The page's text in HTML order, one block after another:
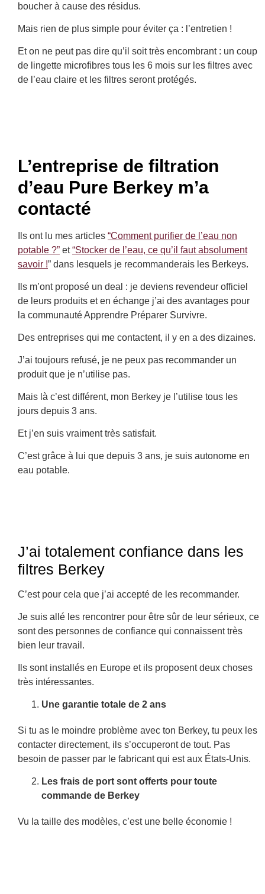
boucher à cause des résidus.
Mais rien de plus simple pour éviter ça : l’entretien !
Et on ne peut pas dire qu’il soit très encombrant : un coup
de lingette microfibres tous les 6 mois sur les filtres avec
de l’eau claire et les filtres seront protégés.
L’entreprise de filtration
d’eau Pure Berkey m’a
contacté
Ils ont lu mes articles “Comment purifier de l’eau non
potable ?” et“Stocker de l’eau, ce qu’il faut absolument
savoir !” dans lesquels je recommanderais les Berkeys.
Ils m’ont proposé un deal : je deviens revendeur officiel
de leurs produits et en échange j’ai des avantages pour
la communauté Apprendre Préparer Survivre.
Des entreprises qui me contactent, il y en a des dizaines.
J’ai toujours refusé, je ne peux pas recommander un
produit que je n’utilise pas.
Mais là c’est différent, mon Berkey je l’utilise tous les
jours depuis 3 ans.
Et j’en suis vraiment très satisfait.
C’est grâce à lui que depuis 3 ans, je suis autonome en
eau potable.
J’ai totalement confiance dans les
filtres Berkey
C’est pour cela que j’ai accepté de les recommander.
Je suis allé les rencontrer pour être sûr de leur sérieux, ce
sont des personnes de confiance qui connaissent très
bien leur travail.
Ils sont installés en Europe et ils proposent deux choses
très intéressantes.
Une garantie totale de 2 ans
Si tu as le moindre problème avec ton Berkey, tu peux les
contacter directement, ils s’occuperont de tout. Pas
besoin de passer par le fabricant qui est aux États-Unis.
Les frais de port sont offerts pour toute
commande de Berkey
Vu la taille des modèles, c’est une belle économie !